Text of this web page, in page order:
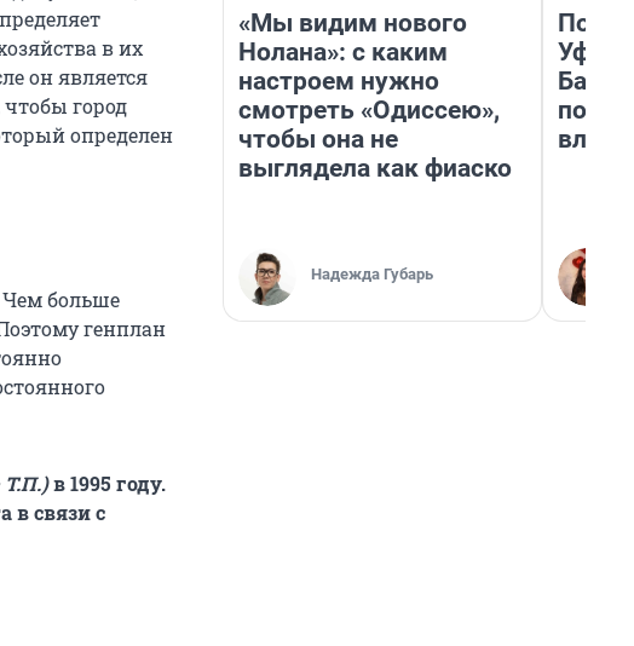
в их
он является
город
определен
больше
генплан
Т.П.)в 1995 году.
в связи с
«Мы видим нового
Нолана»: с каким
настроем нужно
смотреть «Одиссею»,
чтобы она не
выглядела как фиаско
Надежда Губарь
Уфы: